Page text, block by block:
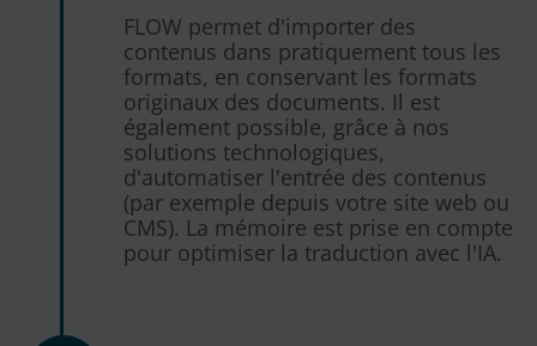
FLOW permet d'importer des
contenus dans pratiquement tous les
formats, en conservant les formats
originaux des documents. Il est
également possible, grâce à nos
solutions technologiques,
d'automatiser l'entrée des contenus
(par exemple depuis votre site web ou
CMS). La mémoire est prise en compte
pour optimiser la traduction avec l'IA.